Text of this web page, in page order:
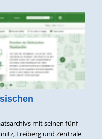
mit seinen fünf
Freiberg und Zentrale